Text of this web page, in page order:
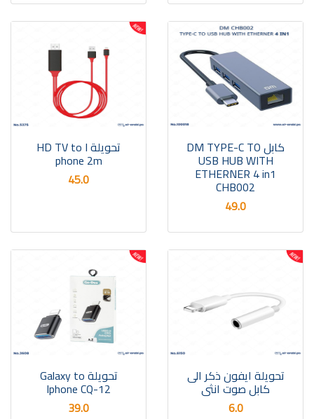
كابل DM TYPE-C TO
USB HUB WITH
ETHERNER 4 in1
CHB002
49.0
تحويلة HD TV to I
phone 2m
45.0
تحويلة ايفون ذكر الى
كابل صوت انثى
6.0
تحويلة Galaxy to
Iphone CQ-12
39.0